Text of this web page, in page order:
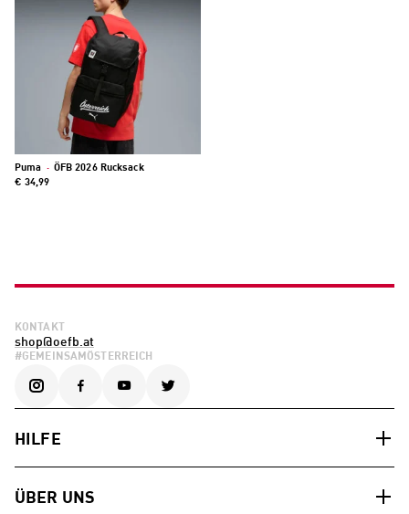
Puma · ÖFB 2026 Rucksack
€ 34,99
KONTAKT
shop@oefb.at
#GEMEINSAMÖSTERREICH
HILFE
ÜBER UNS